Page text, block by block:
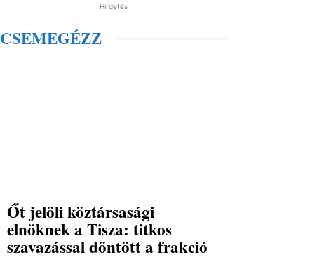
Hirdetés
CSEMEGÉZZ
Őt jelöli köztársasági
elnöknek a Tisza: titkos
szavazással döntött a frakció